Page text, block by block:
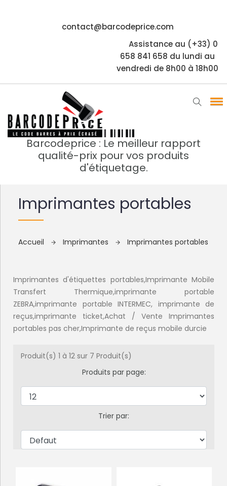
contact@barcodeprice.com
Assistance au (+33) 0
658 841 658 du lundi au
vendredi de 8h00 à 18h00
Barcodeprice : Le meilleur rapport
qualité-prix pour vos produits
d'étiquetage.
Imprimantes portables
Accueil Imprimantes Imprimantes portables
Imprimantes d'étiquettes portables,Imprimante Mobile
Transfert Thermique,imprimante portable
ZEBRA,imprimante portable INTERMEC, imprimante de
reçus,imprimante ticket,Achat / Vente Imprimantes
portables pas cher,Imprimante de reçus mobile durcie
Produit(s) 1 à 12 sur 7 Produit(s)
Produits par page:
Trier par: